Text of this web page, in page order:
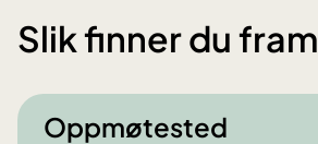
Slik finner du fram
Oppmøtested